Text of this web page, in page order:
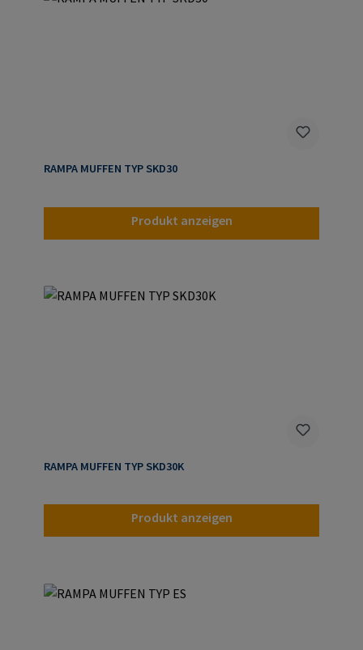
RAMPA MUFFEN TYP SKD30
Produkt anzeigen
RAMPA MUFFEN TYP SKD30K
Produkt anzeigen